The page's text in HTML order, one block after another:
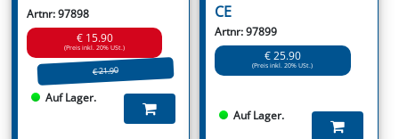
Artnr: 97898
€ 15.90
(Preis inkl. 20% USt.)
€ 21.90
Auf Lager.
CE
Artnr: 97899
€ 25.90
(Preis inkl. 20% USt.)
Auf Lager.